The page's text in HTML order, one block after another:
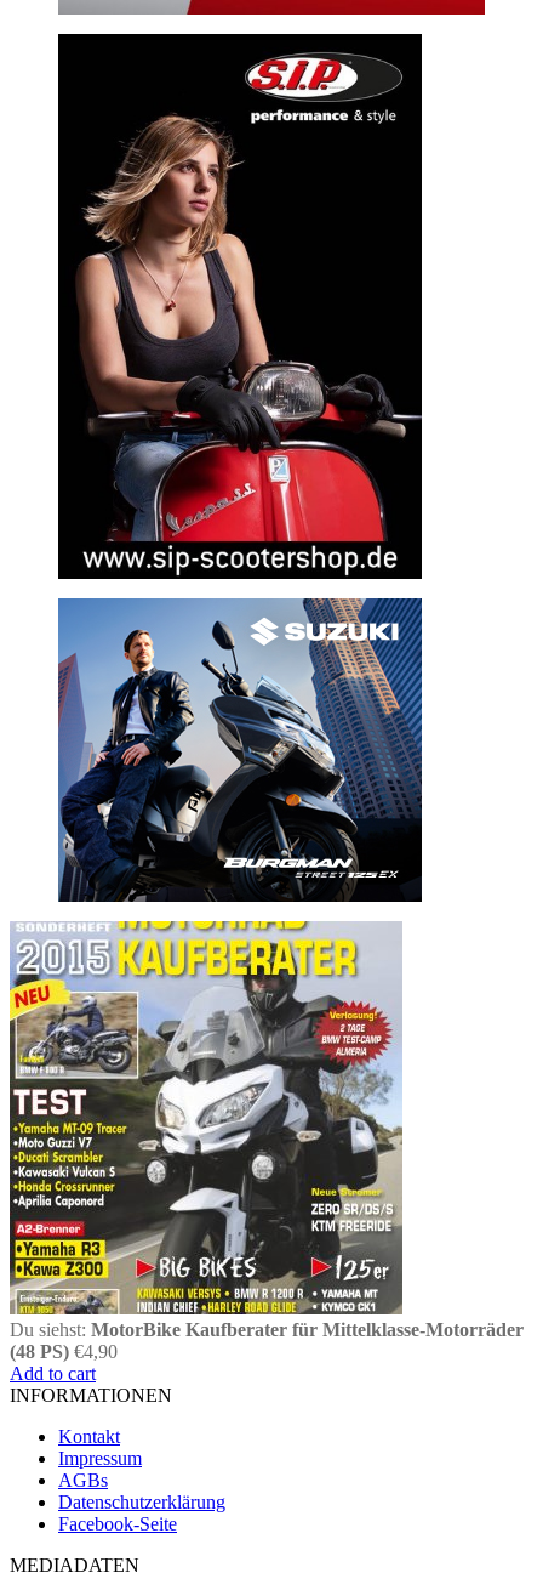
Du siehst: MotorBike Kaufberater für Mittelklasse-Motorräder
(48 PS) €4,90
Add to cart
INFORMATIONEN
Kontakt
Impressum
AGBs
Datenschutzerklärung
Facebook-Seite
MEDIADATEN